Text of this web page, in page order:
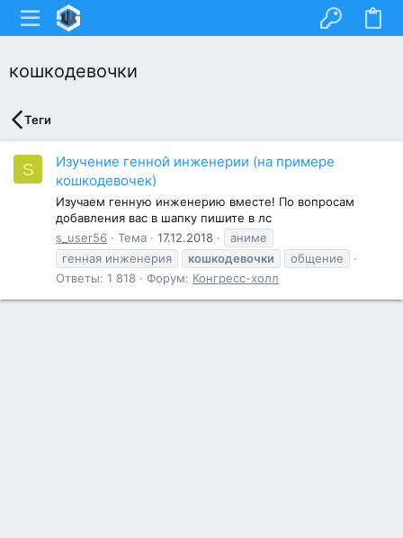
кошкодевочки
Теги
S
Изучение генной инженерии (на примере
кошкодевочек)
Изучаем генную инженерию вместе! По вопросам
добавления вас в шапку пишите в лс
s_user56
Тема 17.12.2018
аниме
генная инженерия
кошкодевочки
общение
Ответы: 1 818
Форум: Конгресс-холл